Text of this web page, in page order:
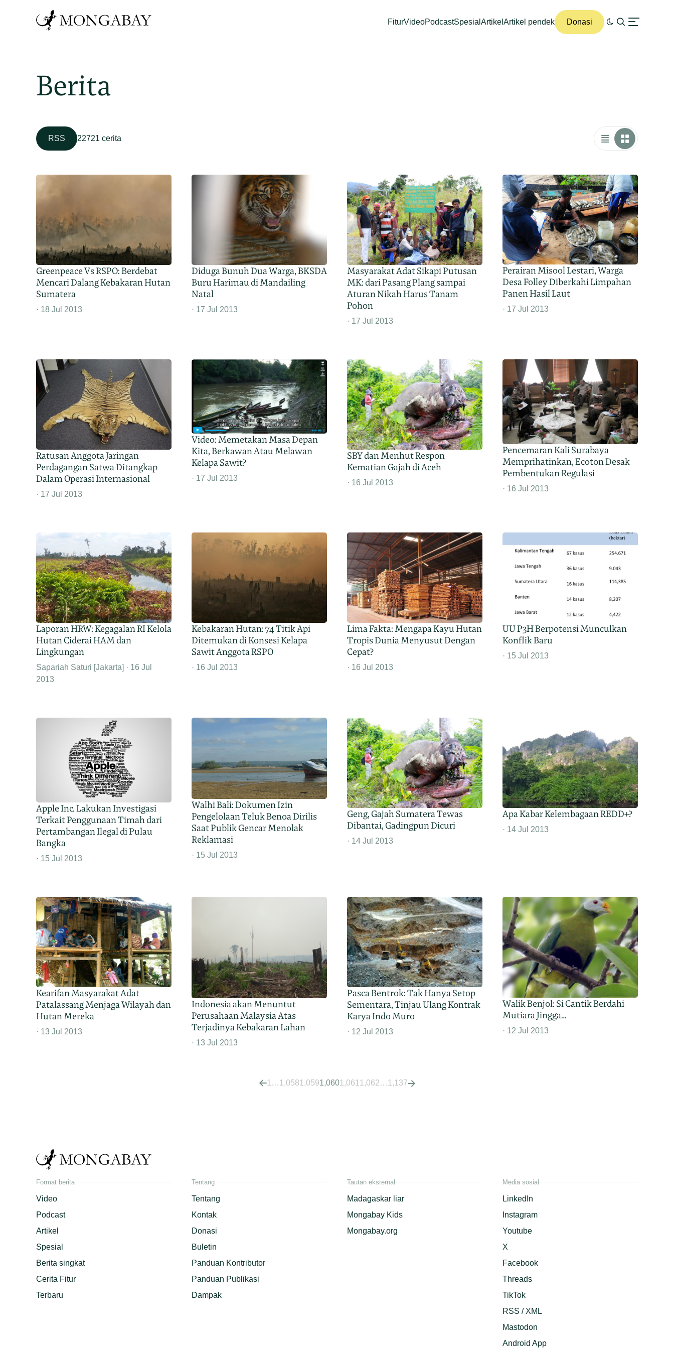
FiturVideoPodcastSpesial Artikel Artikel pendek Donasi
Berita
RSS 22721 cerita
Greenpeace Vs RSPO: Berdebat
Mencari Dalang Kebakaran Hutan
Sumatera
18 Jul 2013
Diduga Bunuh Dua Warga, BKSDA
Buru Harimau di Mandailing
Natal
17 Jul 2013
Masyarakat Adat Sikapi Putusan
MK: dari Pasang Plang sampai
Aturan Nikah Harus Tanam
Pohon
17 Jul 2013
Perairan Misool Lestari, Warga
Desa Folley Diberkahi Limpahan
Panen Hasil Laut
17 Jul 2013
Ratusan Anggota Jaringan
Perdagangan Satwa Ditangkap
Dalam Operasi Internasional
17 Jul 2013
Video: Memetakan Masa Depan
Kita, Berkawan Atau Melawan
Kelapa Sawit?
17 Jul 2013
SBY dan Menhut Respon
Kematian Gajah di Aceh
16 Jul 2013
Pencemaran Kali Surabaya
Memprihatinkan, Ecoton Desak
Pembentukan Regulasi
16 Jul 2013
Laporan HRW: Kegagalan RI Kelola
Hutan Ciderai HAM dan
Lingkungan
Sapariah Saturi [Jakarta]
16 Jul
2013
Kebakaran Hutan: 74 Titik Api
Ditemukan di Konsesi Kelapa
Sawit Anggota RSPO
16 Jul 2013
Lima Fakta: Mengapa Kayu Hutan
Tropis Dunia Menyusut Dengan
Cepat?
16 Jul 2013
UU P3H Berpotensi Munculkan
Konflik Baru
15 Jul 2013
Apple Inc. Lakukan Investigasi
Terkait Penggunaan Timah dari
Pertambangan Ilegal di Pulau
Bangka
15 Jul 2013
Walhi Bali: Dokumen Izin
Pengelolaan Teluk Benoa Dirilis
Saat Publik Gencar Menolak
Reklamasi
15 Jul 2013
Geng, Gajah Sumatera Tewas
Dibantai, Gadingpun Dicuri
14 Jul 2013
Apa Kabar Kelembagaan REDD+?
14 Jul 2013
Kearifan Masyarakat Adat
Patalassang Menjaga Wilayah dan
Hutan Mereka
13 Jul 2013
Indonesia akan Menuntut
Perusahaan Malaysia Atas
Terjadinya Kebakaran Lahan
13 Jul 2013
Pasca Bentrok: Tak Hanya Setop
Sementara, Tinjau Ulang Kontrak
Karya Indo Muro
12 Jul 2013
Walik Benjol: Si Cantik Berdahi
Mutiara Jingga…
12 Jul 2013
1 …1,0581,0591,0601,061 1,062…1,137
Format berita
Video
Podcast
Artikel
Spesial
Berita singkat
Cerita Fitur
Terbaru
Tentang
Tentang
Kontak
Donasi
Buletin
Panduan Kontributor
Panduan Publikasi
Dampak
Tautan eksternal
Madagaskar liar
Mongabay Kids
Mongabay.org
Media sosial
LinkedIn
Instagram
Youtube
X
Facebook
Threads
TikTok
RSS / XML
Mastodon
Android App